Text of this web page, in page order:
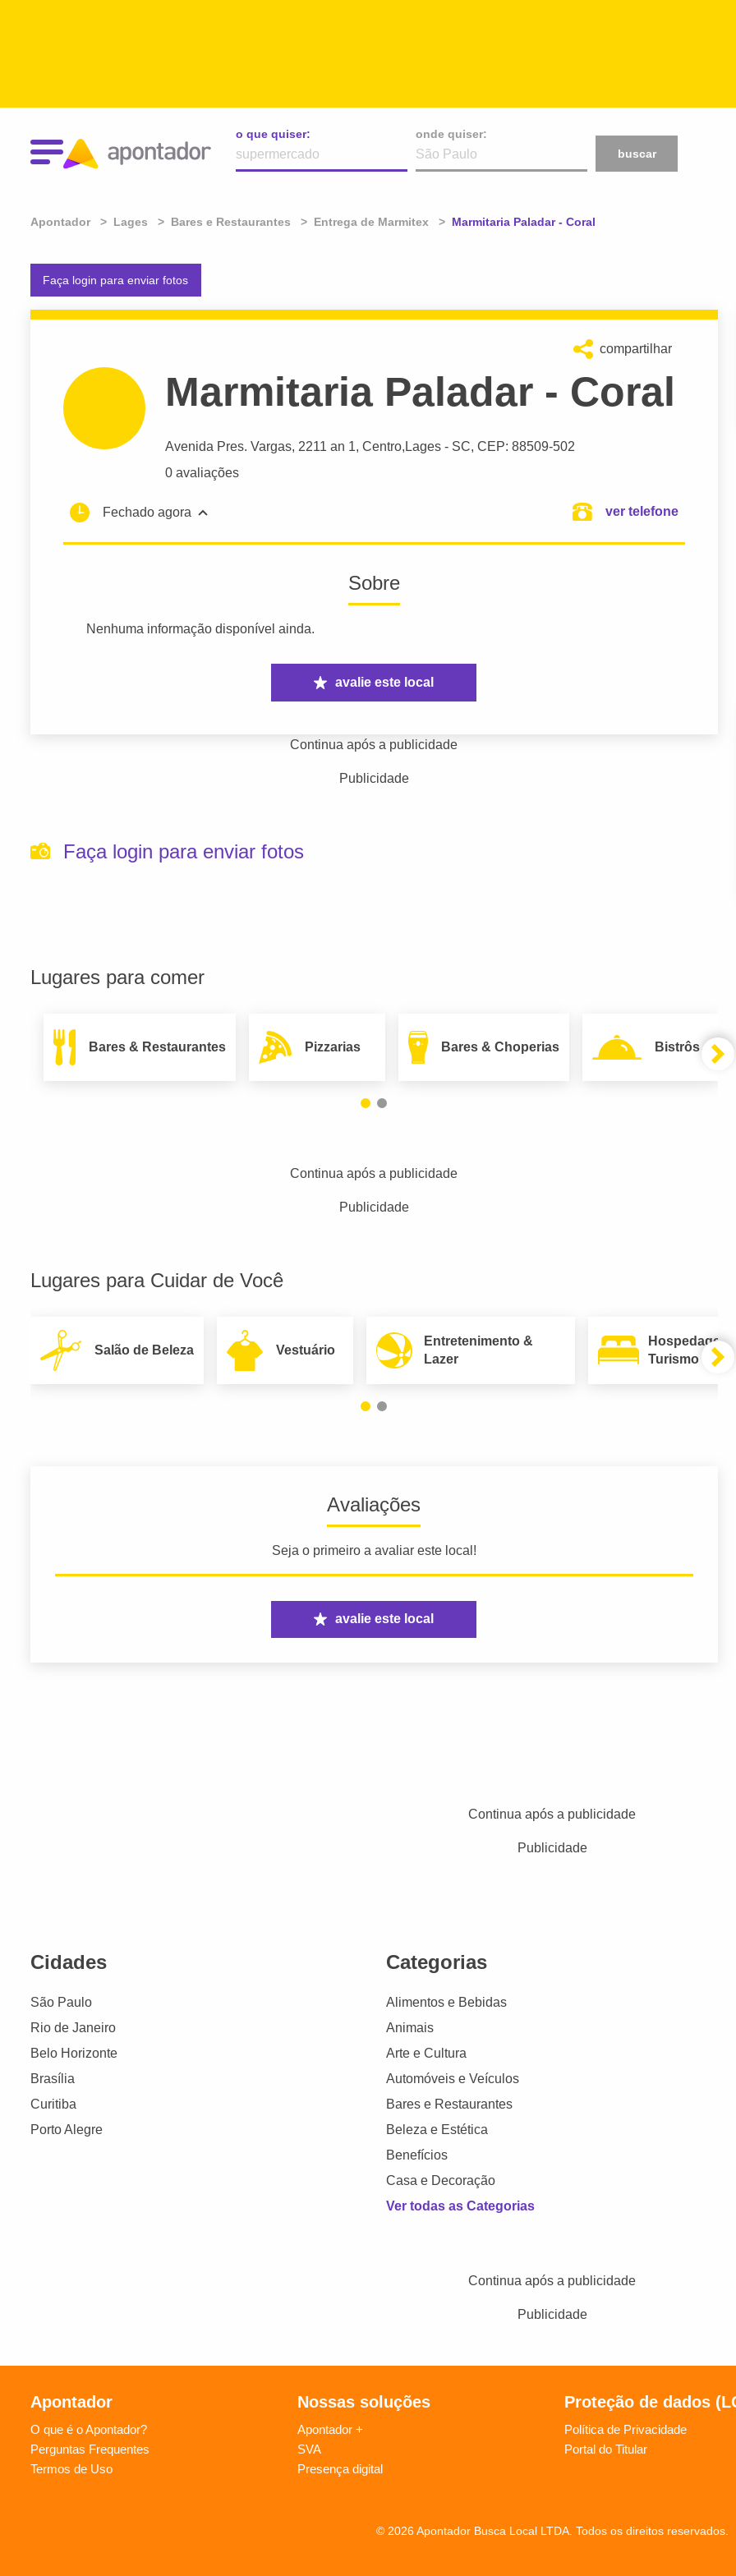
o que quiser:
onde quiser:
buscar
Apontador Lages Bares e Restaurantes Entrega de Marmitex Atual:
Marmitaria Paladar - Coral
Faça login para enviar fotos
compartilhar
Marmitaria Paladar - Coral
Avenida Pres. Vargas, 2211 an 1, Centro,Lages - SC, CEP: 88509-502
0 avaliações
Fechado agora ver telefone
Sobre
Nenhuma informação disponível ainda.
avalie este local
Continua após a publicidade
Publicidade
Faça login para enviar fotos
Lugares para comer
Bares & Restaurantes Pizzarias Bares & Choperias Bistrôs
Continua após a publicidade
Publicidade
Lugares para Cuidar de Você
Salão de Beleza Vestuário
Entretenimento &
Lazer
Hospedagem
Turismo
Avaliações
Seja o primeiro a avaliar este local!
avalie este local
Continua após a publicidade
Publicidade
Cidades
São Paulo
Rio de Janeiro
Belo Horizonte
Brasília
Curitiba
Porto Alegre
Categorias
Alimentos e Bebidas
Animais
Arte e Cultura
Automóveis e Veículos
Bares e Restaurantes
Beleza e Estética
Benefícios
Casa e Decoração
Ver todas as Categorias
Continua após a publicidade
Publicidade
Apontador
O que é o Apontador?
Perguntas Frequentes
Termos de Uso
Nossas soluções
Apontador +
SVA
Presença digital
Proteção de dados
Política de Privacidade
Portal do Titular
© 2026 Apontador Busca Local LTDA. Todos os direitos reservados.